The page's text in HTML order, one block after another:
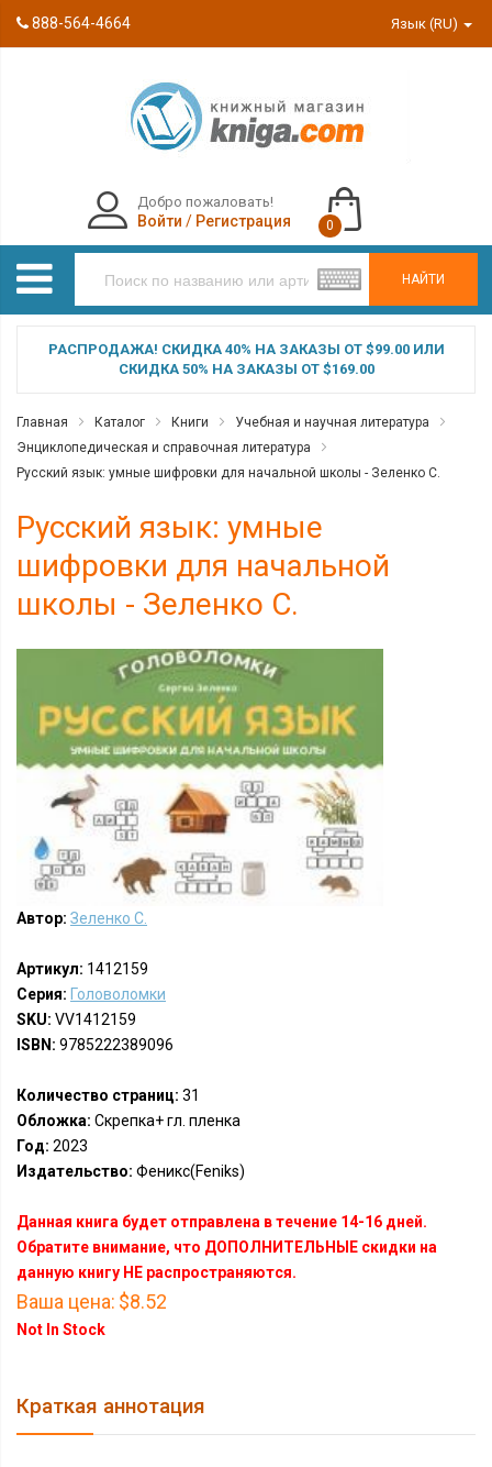
888-564-4664 Язык (RU)
НАЙТИ
Добро пожаловать!
Войти / Регистрация 0
РАСПРОДАЖА! СКИДКА 40% НА ЗАКАЗЫ ОТ $99.00 ИЛИ
СКИДКА 50% НА ЗАКАЗЫ ОТ $169.00
Главная Каталог Книги
Учебная и научная литература
Энциклопедическая и справочная литература
Русский язык: умные шифровки для начальной школы - Зеленко С.
Русский язык: умные
шифровки для начальной
школы - Зеленко С.
Автор: Зеленко С.
Артикул: 1412159
Серия: Головоломки
SKU: VV1412159
ISBN: 9785222389096
Количество страниц: 31
Обложка: Скрепка+ гл. пленка
Год: 2023
Издательство: Феникс(Feniks)
Данная книга будет отправлена в течение 14-16 дней.
Обратите внимание, что ДОПОЛНИТЕЛЬНЫЕ скидки на
данную книгу НЕ распространяются.
Ваша цена: $8.52
Not In Stock
Краткая аннотация